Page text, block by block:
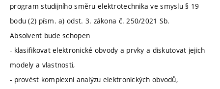
program studijního směru elektrotechnika ve smyslu § 19
bodu (2) písm. a) odst. 3. zákona č. 250/2021 Sb.
Absolvent bude schopen
- klasifikovat elektronické obvody a prvky a diskutovat jejich
modely a vlastnosti,
- provést komplexní analýzu elektronických obvodů,